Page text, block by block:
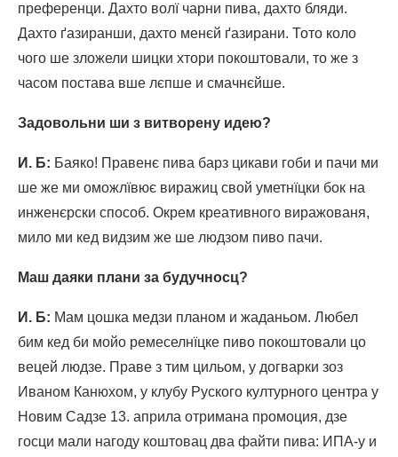
преференци. Дахто волї чарни пива, дахто бляди.
Дахто ґазиранши, дахто менєй ґазирани. Тото коло
чого ше зложели шицки хтори покоштовали, то же з
часом постава вше лєпше и смачнєйше.
Задовольни ши з витворену идею?
И. Б: Баяко! Правенє пива барз цикави гоби и пачи ми
ше же ми оможлївює виражиц свой уметнїцки бок на
инженєрски способ. Окрем креативного виражованя,
мило ми кед видзим же ше людзом пиво пачи.
Маш даяки плани за будучносц?
И. Б: Мам цошка медзи планом и жаданьом. Любел
бим кед би мойо ремеселнїцке пиво покоштовали цо
вецей людзе. Праве з тим цильом, у догварки зоз
Иваном Канюхом, у клубу Руского културного центра у
Новим Садзе 13. априла отримана промоция, дзе
госци мали нагоду коштовац два файти пива: ИПА-у и